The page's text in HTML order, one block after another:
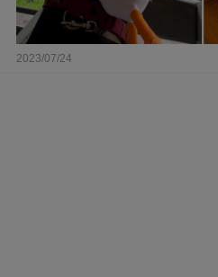
2023/07/24